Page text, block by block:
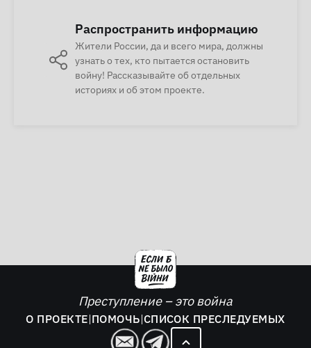
Распространить информацию
Жители России, да и всего мира, должны
узнать о тех, кто пытается остановить
войну! Рассказывайте об отдельных
историях и об этом проекте.
Преступление – это война
О ПРОЕКТЕ|ПОМОЧЬ|СПИСОК ПРЕСЛЕДУЕМЫХ